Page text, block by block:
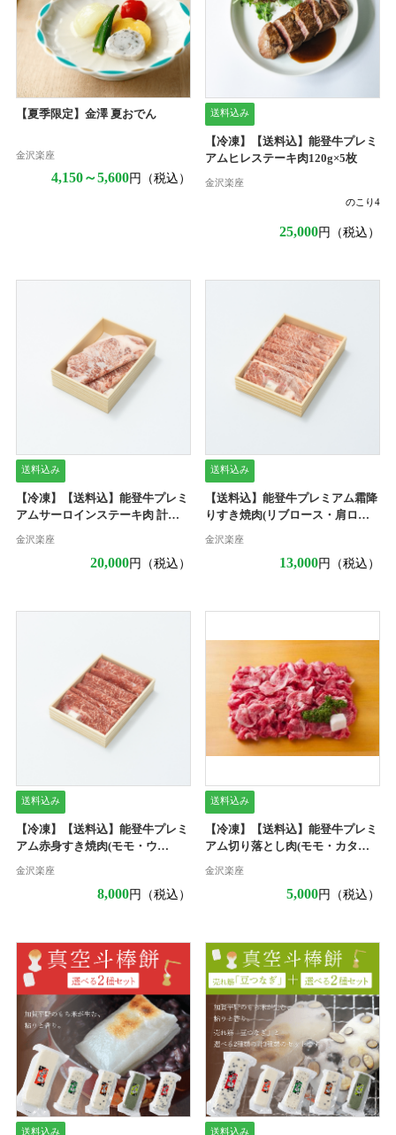
【夏季限定】金澤 夏おでん
金沢楽座
4,150～5,600円（税込）
送料込み
【冷凍】【送料込】能登牛プレミ
アムヒレステーキ肉120g×5枚
金沢楽座
のこり4
25,000円（税込）
送料込み
【冷凍】【送料込】能登牛プレミ
アムサーロインステーキ肉 計
600g(3枚)
金沢楽座
20,000円（税込）
送料込み
【送料込】能登牛プレミアム霜降
りすき焼肉(リブロース・肩ロー
ス)500g
金沢楽座
13,000円（税込）
送料込み
【冷凍】【送料込】能登牛プレミ
アム赤身すき焼肉(モモ・ウ
デ)500g
金沢楽座
8,000円（税込）
送料込み
【冷凍】【送料込】能登牛プレミ
アム切り落とし肉(モモ・カタ・
バラ)500g
金沢楽座
5,000円（税込）
送料込み 送料込み